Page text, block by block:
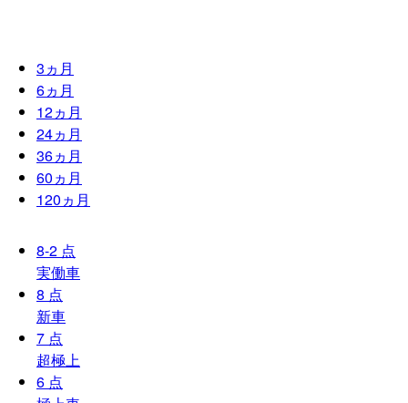
3ヵ月
6ヵ月
12ヵ月
24ヵ月
36ヵ月
60ヵ月
120ヵ月
8-2 点
実働車
8 点
新車
7 点
超極上
6 点